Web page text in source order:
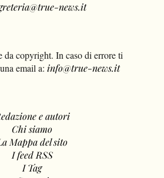
news.it
copyright. In caso di errore ti
email a: info@true-news.it
e autori
Chi siamo
Mappa del sito
I feed RSS
I Tag